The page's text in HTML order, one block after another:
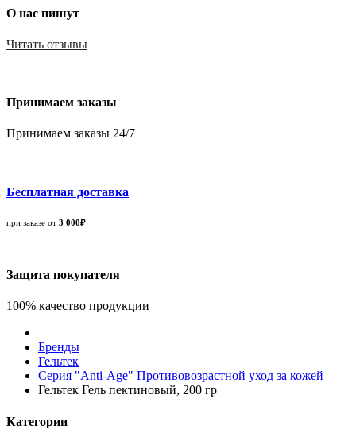
О нас пишут
Читать отзывы
Принимаем заказы
Принимаем заказы 24/7
Бесплатная доставка
при заказе от 3 000₽
Защита покупателя
100% качество продукции
Бренды
Гельтек
Серия "Anti-Age" Противовозрастной уход за кожей
Гельтек Гель пектиновый, 200 гр
Категории